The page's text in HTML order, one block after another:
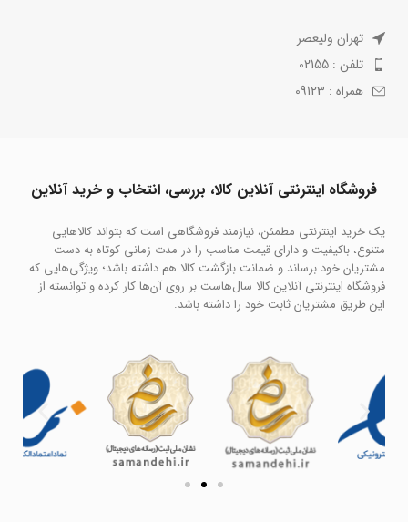
تهران ولیعصر
تلفن : 02155
همراه : 09123
فروشگاه اینترنتی آنلاین کالا، بررسی، انتخاب و خرید آنلاین
یک خرید اینترنتی مطمئن، نیازمند فروشگاهی است که بتواند کالاهایی
متنوع، باکیفیت و دارای قیمت مناسب را در مدت زمانی کوتاه به دست
مشتریان خود برساند و ضمانت بازگشت کالا هم داشته باشد؛ ویژگی‌هایی که
فروشگاه اینترنتی آنلاین کالا سال‌هاست بر روی آن‌ها کار کرده و توانسته از
این طریق مشتریان ثابت خود را داشته باشد.